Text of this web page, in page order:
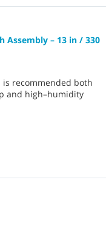
Assembly – 13 in / 330
is recommended both
and high–humidity